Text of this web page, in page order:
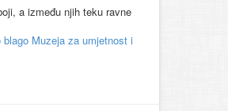
a između njih teku ravne
Muzeja za umjetnost i